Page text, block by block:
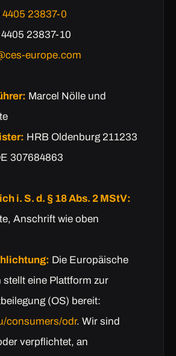
4405 23837-0
23837-10
europe.com
Marcel Nölle und
HRB Oldenburg 211233
307684863
i. S. d. § 18 Abs. 2 MStV:
Anschrift wie oben
Die Europäische
eine Plattform zur
(OS) bereit:
consumers/odr. Wir sind
verpflichtet, an